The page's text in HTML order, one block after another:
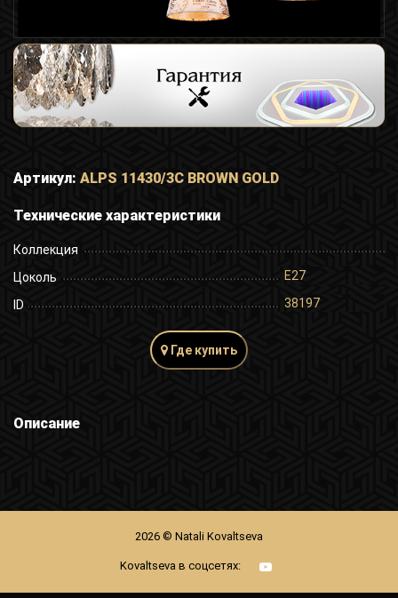
Артикул: ALPS 11430/3С BROWN GOLD
Технические характеристики
Коллекция
Цоколь
E27
ID 38197
Где купить
Описание
2026 © Natali Kovaltseva
Kovaltseva в соцсетях: